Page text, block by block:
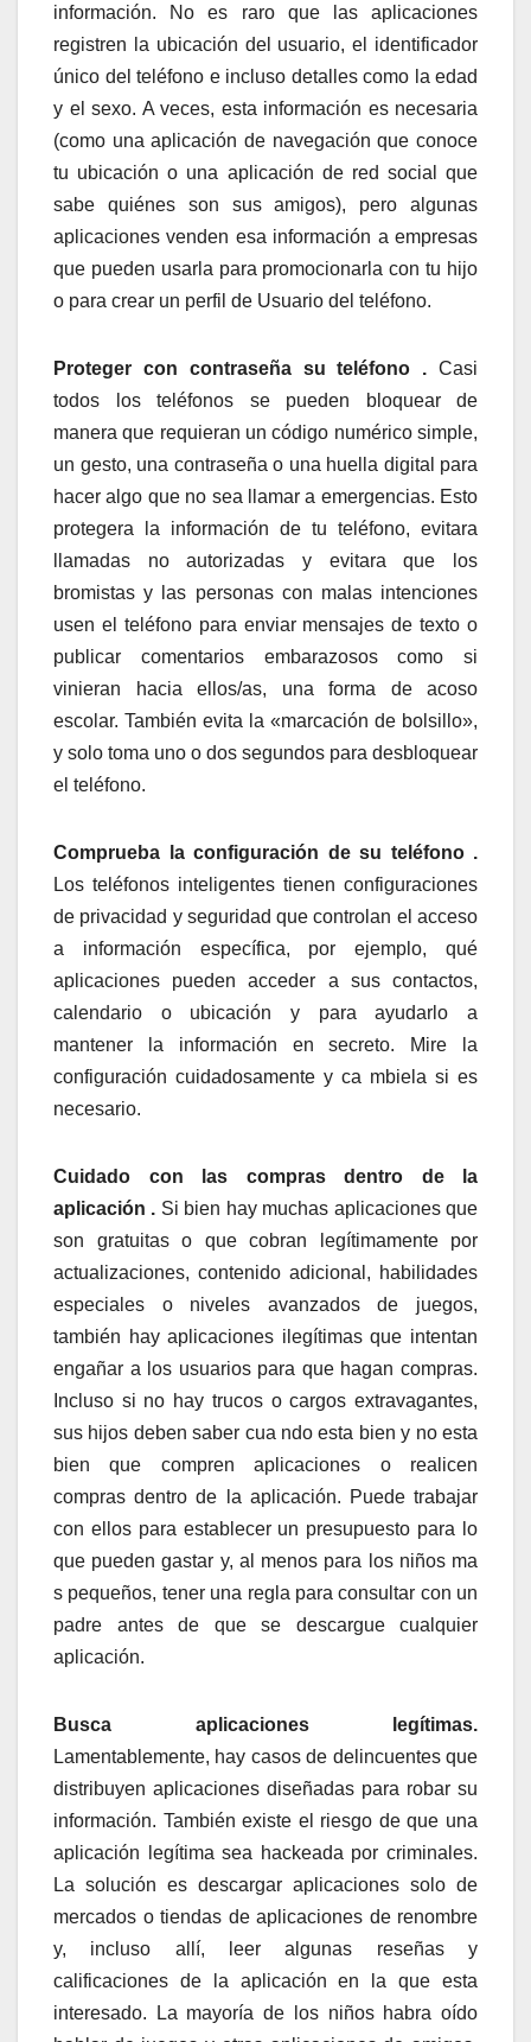
información. No es raro que las aplicaciones
registren la ubicación del usuario, el identificador
único del teléfono e incluso detalles como la edad
y el sexo. A veces, esta información es necesaria
(como una aplicación de navegación que conoce
tu ubicación o una aplicación de red social que
sabe quiénes son sus amigos), pero algunas
aplicaciones venden esa información a empresas
que pueden usarla para promocionarla con tu hijo
o para crear un perfil de Usuario del teléfono.
Proteger con contraseña su teléfono . Casi
todos los teléfonos se pueden bloquear de
manera que requieran un código numérico simple,
un gesto, una contraseña o una huella digital para
hacer algo que no sea llamar a emergencias. Esto
protegera la información de tu teléfono, evitara
llamadas no autorizadas y evitara que los
bromistas y las personas con malas intenciones
usen el teléfono para enviar mensajes de texto o
publicar comentarios embarazosos como si
vinieran hacia ellos/as, una forma de acoso
escolar. También evita la «marcación de bolsillo»,
y solo toma uno o dos segundos para desbloquear
el teléfono.
Comprueba la configuración de su teléfono .
Los teléfonos inteligentes tienen configuraciones
de privacidad y seguridad que controlan el acceso
a información específica, por ejemplo, qué
aplicaciones pueden acceder a sus contactos,
calendario o ubicación y para ayudarlo a
mantener la información en secreto. Mire la
configuración cuidadosamente y ca mbiela si es
necesario.
Cuidado con las compras dentro de la
aplicación . Si bien hay muchas aplicaciones que
son gratuitas o que cobran legítimamente por
actualizaciones, contenido adicional, habilidades
especiales o niveles avanzados de juegos,
también hay aplicaciones ilegítimas que intentan
engañar a los usuarios para que hagan compras.
Incluso si no hay trucos o cargos extravagantes,
sus hijos deben saber cua ndo esta bien y no esta
bien que compren aplicaciones o realicen
compras dentro de la aplicación. Puede trabajar
con ellos para establecer un presupuesto para lo
que pueden gastar y, al menos para los niños ma
s pequeños, tener una regla para consultar con un
padre antes de que se descargue cualquier
aplicación.
Busca aplicaciones legítimas.
Lamentablemente, hay casos de delincuentes que
distribuyen aplicaciones diseñadas para robar su
información. También existe el riesgo de que una
aplicación legítima sea hackeada por criminales.
La solución es descargar aplicaciones solo de
mercados o tiendas de aplicaciones de renombre
y, incluso allí, leer algunas reseñas y
calificaciones de la aplicación en la que esta
interesado. La mayoría de los niños habra oído